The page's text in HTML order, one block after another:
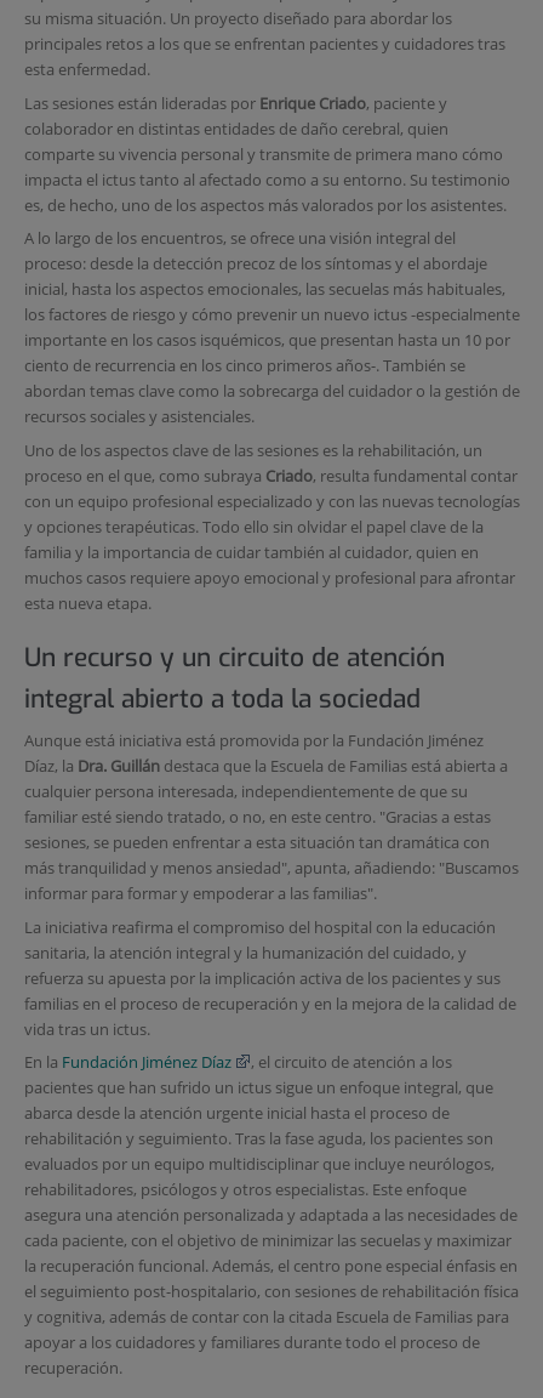
su misma situación. Un proyecto diseñado para abordar los
principales retos a los que se enfrentan pacientes y cuidadores tras
esta enfermedad.
Las sesiones están lideradas por Enrique Criado, paciente y
colaborador en distintas entidades de daño cerebral, quien
comparte su vivencia personal y transmite de primera mano cómo
impacta el ictus tanto al afectado como a su entorno. Su testimonio
es, de hecho, uno de los aspectos más valorados por los asistentes.
A lo largo de los encuentros, se ofrece una visión integral del
proceso: desde la detección precoz de los síntomas y el abordaje
inicial, hasta los aspectos emocionales, las secuelas más habituales,
los factores de riesgo y cómo prevenir un nuevo ictus -especialmente
importante en los casos isquémicos, que presentan hasta un 10 por
ciento de recurrencia en los cinco primeros años-. También se
abordan temas clave como la sobrecarga del cuidador o la gestión de
recursos sociales y asistenciales.
Uno de los aspectos clave de las sesiones es la rehabilitación, un
proceso en el que, como subraya Criado, resulta fundamental contar
con un equipo profesional especializado y con las nuevas tecnologías
y opciones terapéuticas. Todo ello sin olvidar el papel clave de la
familia y la importancia de cuidar también al cuidador, quien en
muchos casos requiere apoyo emocional y profesional para afrontar
esta nueva etapa.
Un recurso y un circuito de atención
integral abierto a toda la sociedad
Aunque está iniciativa está promovida por la Fundación Jiménez
Díaz, la Dra. Guillándestaca que la Escuela de Familias está abierta a
cualquier persona interesada, independientemente de que su
familiar esté siendo tratado, o no, en este centro. "Gracias a estas
sesiones, se pueden enfrentar a esta situación tan dramática con
más tranquilidad y menos ansiedad", apunta, añadiendo: "Buscamos
informar para formar y empoderar a las familias".
La iniciativa reafirma el compromiso del hospital con la educación
sanitaria, la atención integral y la humanización del cuidado, y
refuerza su apuesta por la implicación activa de los pacientes y sus
familias en el proceso de recuperación y en la mejora de la calidad de
vida tras un ictus.
En la Fundación Jiménez Díaz
, el circuito de atención a los
pacientes que han sufrido un ictus sigue un enfoque integral, que
abarca desde la atención urgente inicial hasta el proceso de
rehabilitación y seguimiento. Tras la fase aguda, los pacientes son
evaluados por un equipo multidisciplinar que incluye neurólogos,
rehabilitadores, psicólogos y otros especialistas. Este enfoque
asegura una atención personalizada y adaptada a las necesidades de
cada paciente, con el objetivo de minimizar las secuelas y maximizar
la recuperación funcional. Además, el centro pone especial énfasis en
el seguimiento post-hospitalario, con sesiones de rehabilitación física
y cognitiva, además de contar con la citada Escuela de Familias para
apoyar a los cuidadores y familiares durante todo el proceso de
recuperación.